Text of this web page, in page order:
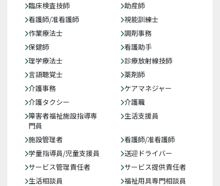
臨床検査技師
助産師
看護師/准看護師
視能訓練士
作業療法士
調剤事務
保健師
看護助手
理学療法士
診療放射線技師
言語聴覚士
薬剤師
介護事務
ケアマネジャー
介護タクシー
介護職
障害者福祉施設指導専
門員
生活支援員
施設管理者
看護師/准看護師
学童指導員/児童支援員
送迎ドライバー
サービス管理責任者
サービス提供責任者
生活相談員
福祉用具専門相談員